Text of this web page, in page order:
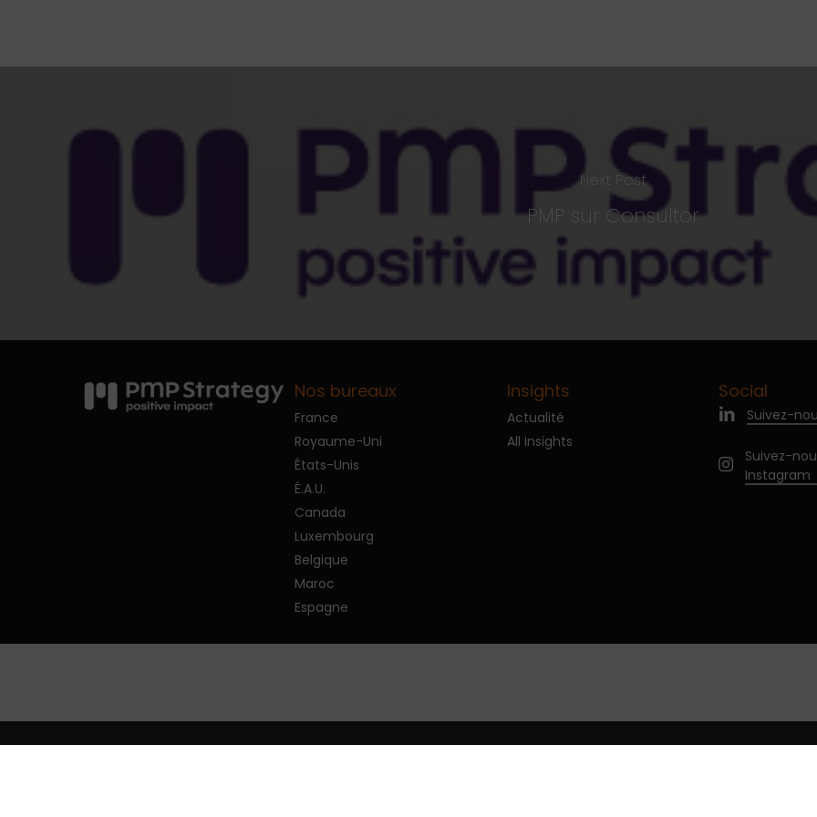
Next Post
PMP sur Consultor
Nos bureaux
France
Royaume-Uni
États-Unis
É.A.U.
Canada
Luxembourg
Belgique
Maroc
Espagne
Insights
Actualité
All Insights
Social
Suivez-
Suivez-
Instagram